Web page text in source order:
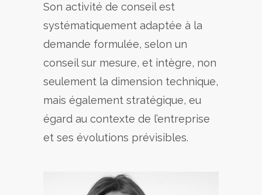
Son activité de conseil est
systématiquement adaptée à la
demande formulée, selon un
conseil sur mesure, et intègre, non
seulement la dimension technique,
mais également stratégique, eu
égard au contexte de l’entreprise
et ses évolutions prévisibles.